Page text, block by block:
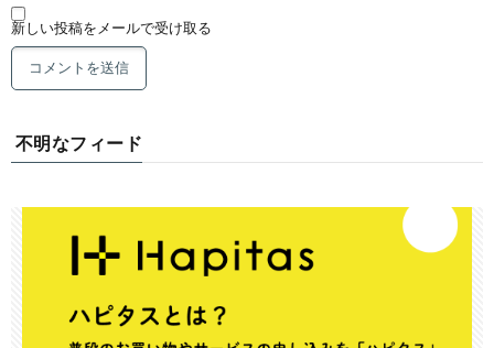
新しい投稿をメールで受け取る
不明なフィード